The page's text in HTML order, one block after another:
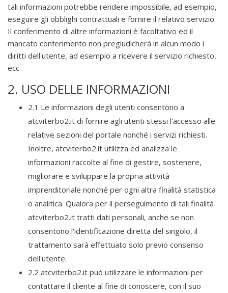
tali informazioni potrebbe rendere impossibile, ad esempio,
eseguire gli obblighi contrattuali e fornire il relativo servizio.
Il conferimento di altre informazioni è facoltativo ed il
mancato conferimento non pregiudicherà in alcun modo i
diritti dell'utente, ad esempio a ricevere il servizio richiesto,
ecc.
2. USO DELLE INFORMAZIONI
2.1 Le informazioni degli utenti consentono a
atcviterbo2.it di fornire agli utenti stessi l'accesso alle
relative sezioni del portale nonché i servizi richiesti.
Inoltre, atcviterbo2.it utilizza ed analizza le
informazioni raccolte al fine di gestire, sostenere,
migliorare e sviluppare la propria attività
imprenditoriale nonché per ogni altra finalità statistica
o analitica. Qualora per il perseguimento di tali finalità
atcviterbo2.it tratti dati personali, anche se non
consentono l'identificazione diretta del singolo, il
trattamento sarà effettuato solo previo consenso
dell'utente.
2.2 atcviterbo2.it può utilizzare le informazioni per
contattare il cliente al fine di conoscere, con il suo